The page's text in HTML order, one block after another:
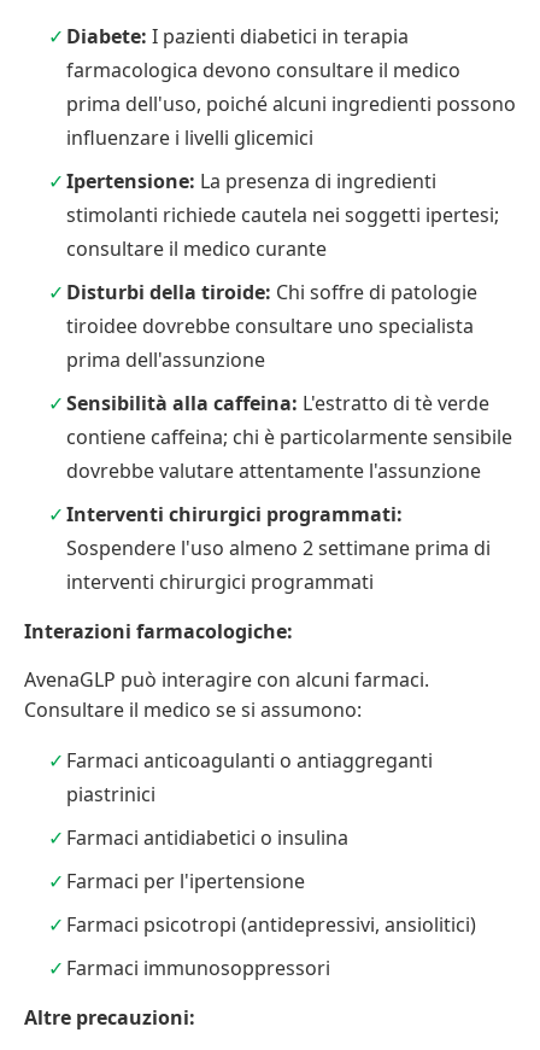
Diabete: I pazienti diabetici in terapia
farmacologica devono consultare il medico
prima dell'uso, poiché alcuni ingredienti possono
influenzare i livelli glicemici
Ipertensione: La presenza di ingredienti
stimolanti richiede cautela nei soggetti ipertesi;
consultare il medico curante
Disturbi della tiroide: Chi soffre di patologie
tiroidee dovrebbe consultare uno specialista
prima dell'assunzione
Sensibilità alla caffeina: L'estratto di tè verde
contiene caffeina; chi è particolarmente sensibile
dovrebbe valutare attentamente l'assunzione
Interventi chirurgici programmati:
Sospendere l'uso almeno 2 settimane prima di
interventi chirurgici programmati
Interazioni farmacologiche:
AvenaGLP può interagire con alcuni farmaci.
Consultare il medico se si assumono:
Farmaci anticoagulanti o antiaggreganti
piastrinici
Farmaci antidiabetici o insulina
Farmaci per l'ipertensione
Farmaci psicotropi (antidepressivi, ansiolitici)
Farmaci immunosoppressori
Altre precauzioni: